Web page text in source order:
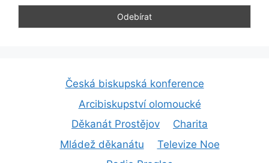
Česká biskupská konference
Arcibiskupství olomoucké
Děkanát Prostějov
Charita
Mládež děkanátu
Televize Noe